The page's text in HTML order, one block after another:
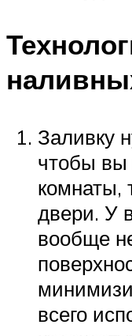
Заливку
чтобы вы
комнаты,
двери. У
вообще
всего